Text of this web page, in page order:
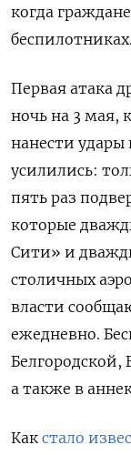
когда
беспилотниках.
Первая атака
ночь на 3 мая,
нанести
усилились:
пять раз
которые
Сити» и
столичных
власти
ежедневно.
Белгородской,
а также в
Как стало